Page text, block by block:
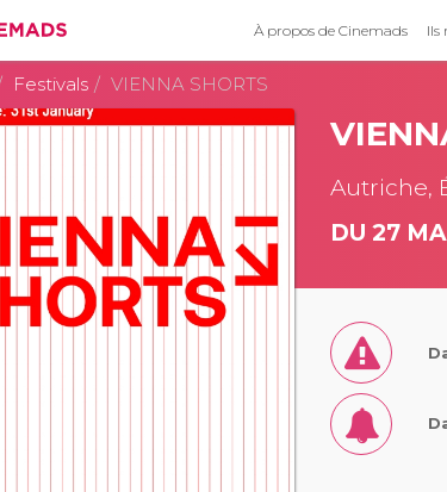
À propos de Cinemads Ils
Festivals VIENNA SHORTS
Autriche,
DU 27